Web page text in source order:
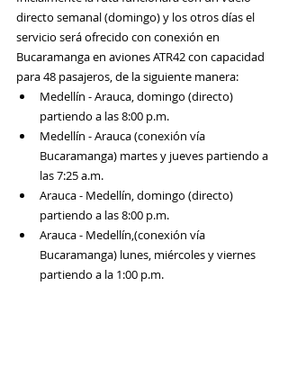
directo semanal (domingo) y los otros días el
servicio será ofrecido con conexión en
Bucaramanga en aviones ATR42 con capacidad
para 48 pasajeros, de la siguiente manera:
Medellín - Arauca, domingo (directo)
partiendo a las 8:00 p.m.
Medellín - Arauca (conexión vía
Bucaramanga) martes y jueves partiendo a
las 7:25 a.m.
Arauca - Medellín, domingo (directo)
partiendo a las 8:00 p.m.
Arauca - Medellín,(conexión vía
Bucaramanga) lunes, miércoles y viernes
partiendo a la 1:00 p.m.